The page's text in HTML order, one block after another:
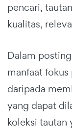
pencari,
kualitas,
Dalam
manfaat
daripada
yang dapat
koleksi tautan